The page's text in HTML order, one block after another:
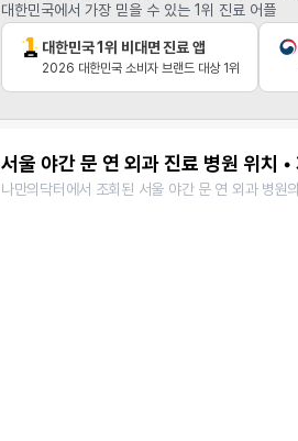
대한민국에서 가장 믿을 수 있는 1위 진료 어플
대한민국 1위 비대면 진료 앱
2026 대한민국 소비자 브랜드 대상 1위
서울 야간 문 연 외과 진료 병원 위치
나만의닥터에서 조회된 서울 야간 문 연 외과 병원